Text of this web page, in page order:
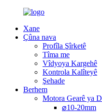
Xane
Çûna nava
Profîla Şîrketê
Tîma me
Vîdyoya Kargehê
Kontrola Kalîteyê
Şehade
Berhem
Motora Gearê ya
⌀10-20mm